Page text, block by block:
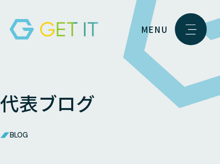
MENU
代表ブログ
BLOG